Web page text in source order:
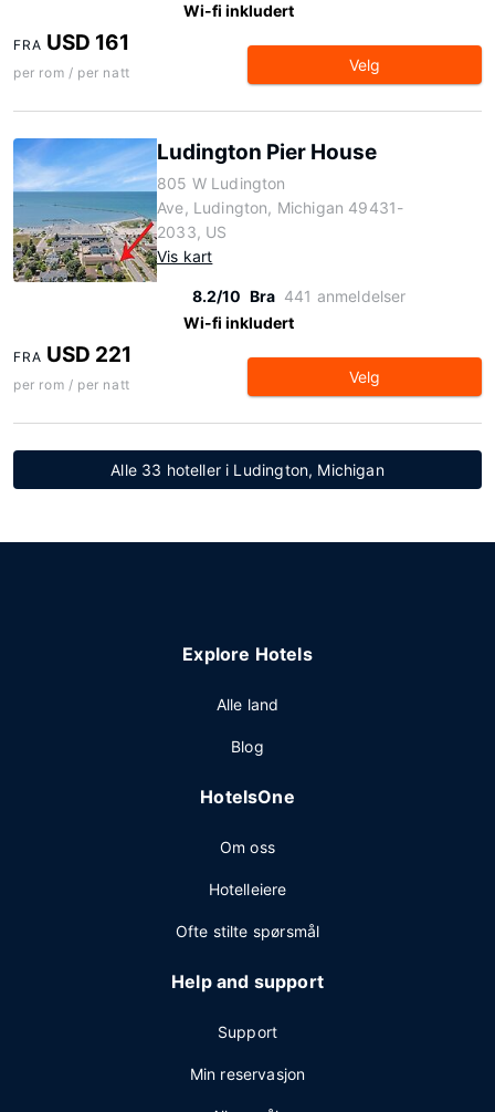
Wi-fi inkludert
FRA USD 161
per rom / per natt Velg
Ludington Pier House
805 W Ludington
Ave, Ludington, Michigan 49431-
2033, US
Vis kart
8.2/10 Bra 441 anmeldelser
Wi-fi inkludert
FRA USD 221
per rom / per natt Velg
Alle 33 hoteller i Ludington, Michigan
Explore Hotels
Alle land
Blog
HotelsOne
Om oss
Hotelleiere
Ofte stilte spørsmål
Help and support
Support
Min reservasjon